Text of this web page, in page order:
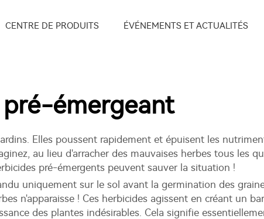
CENTRE DE PRODUITS ÉVÉNEMENTS ET ACTUALITÉS
émergeant
Elles poussent rapidement et épuisent les
au lieu d'arracher des mauvaises herbes tous les
pré-émergents peuvent sauver la situation !
uniquement sur le sol avant la germination des
n'apparaisse ! Ces herbicides agissent en créant un
des plantes indésirables. Cela signifie